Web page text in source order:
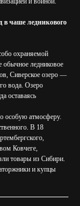
в чаше ледникового
охраняемой
обычное ледниковое
Сиверское озеро —
вода. Озеро
оставаясь
особую атмосферу.
В 18
Ковчеге,
товары из Сибири.
и купцы